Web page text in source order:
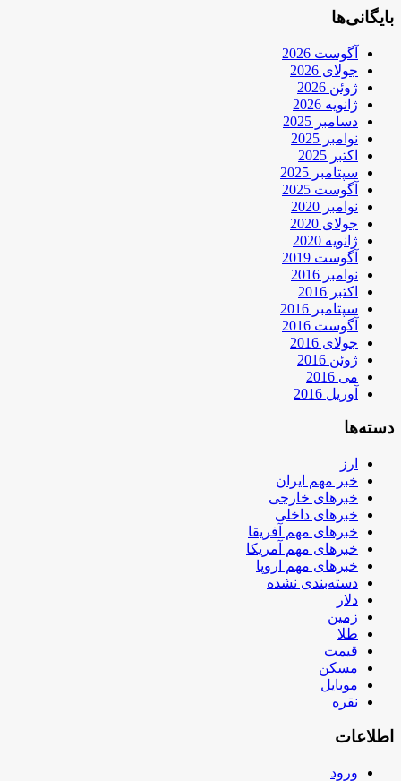
بایگانی‌ها
آگوست 2026
جولای 2026
ژوئن 2026
ژانویه 2026
دسامبر 2025
نوامبر 2025
اکتبر 2025
سپتامبر 2025
آگوست 2025
نوامبر 2020
جولای 2020
ژانویه 2020
آگوست 2019
نوامبر 2016
اکتبر 2016
سپتامبر 2016
آگوست 2016
جولای 2016
ژوئن 2016
می 2016
آوریل 2016
دسته‌ها
ارز
خبر مهم ایران
خبرهای خارجی
خبرهای داخلی
خبرهای مهم آفریقا
خبرهای مهم آمریکا
خبرهای مهم اروپا
دسته‌بندی نشده
دلار
زمین
طلا
قیمت
مسکن
موبایل
نقره
اطلاعات
ورود